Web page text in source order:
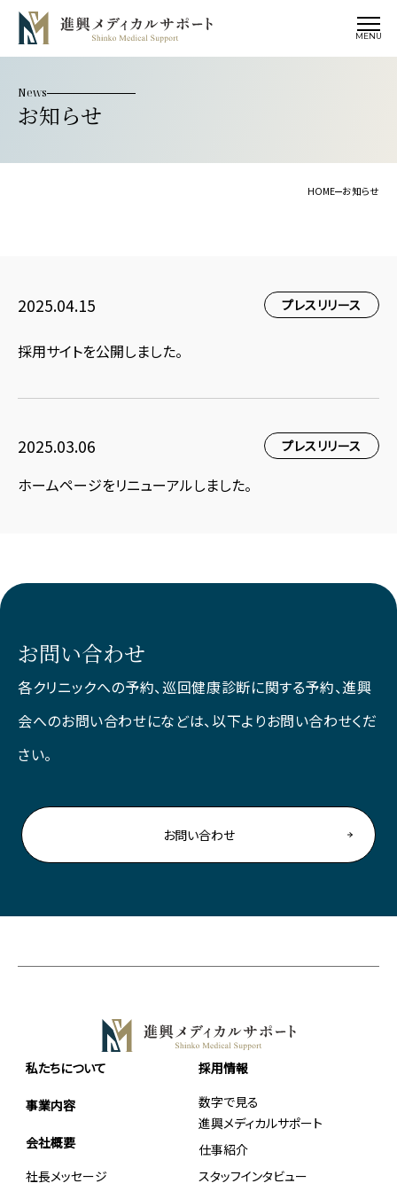
MENU
News
お知らせ
HOME お知らせ
2025.04.15 プレスリリース
採用サイトを公開しました。
2025.03.06 プレスリリース
ホームページをリニューアルしました。
お問い合わせ
各クリニックへの予約、巡回健康診断に関する予約、進興
会へのお問い合わせになどは、以下よりお問い合わせくだ
さい。
お問い合わせ
私たちについて
事業内容
会社概要
社長メッセージ
採用情報
数字で見る
進興メディカルサポート
仕事紹介
スタッフインタビュー